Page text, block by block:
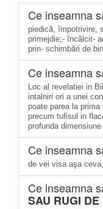
Ce inseamna
piedică, împotrivire,
primejdie;- încâlcit-
prin- schimbări de
Ce inseamna
Loc al revelatiei in
intalniri ori a unei
poate parea la
precum tufisul in
profunda
Ce inseamna
de vei visa aşa
Ce inseamna
SAU RUGI DE